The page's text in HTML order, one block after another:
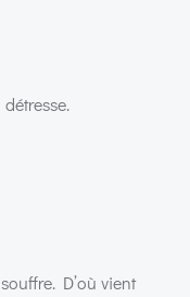
D’où vient